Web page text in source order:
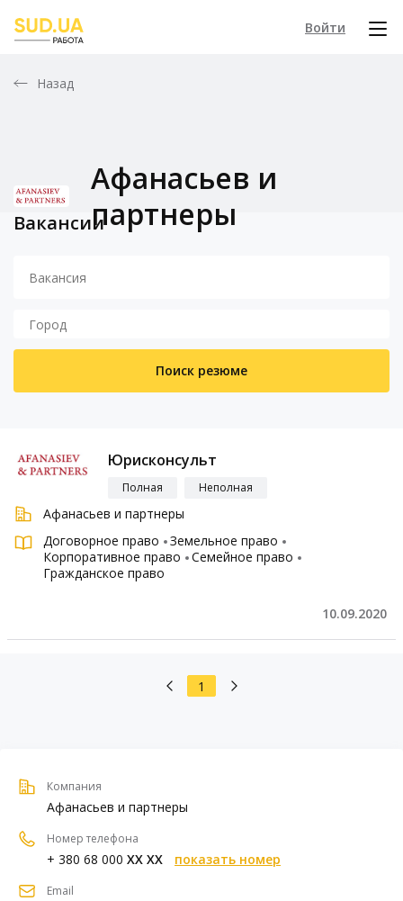
Войти
Назад
Афанасьев и
партнеры
Вакансии
Поиск резюме
Юрисконсульт
Полная Неполная
Афанасьев и партнеры
Договорное право
Земельное право
Корпоративное право
Семейное право
Гражданское право
10.09.2020
1
Компания
Афанасьев и партнеры
Номер телефона
+ 380 68 000 XX XX показать номер
Email